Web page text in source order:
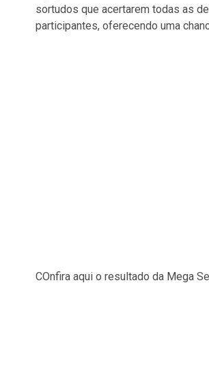
sortudos que acertarem todas as
participantes, oferecendo uma
COnfira aqui o resultado da Mega